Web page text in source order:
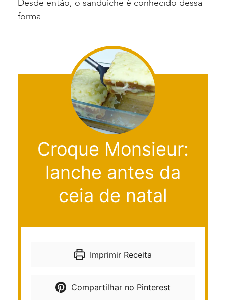
Desde então, o sanduíche é conhecido dessa
forma.
Croque Monsieur:
lanche antes da
ceia de natal
Imprimir Receita
Compartilhar no Pinterest